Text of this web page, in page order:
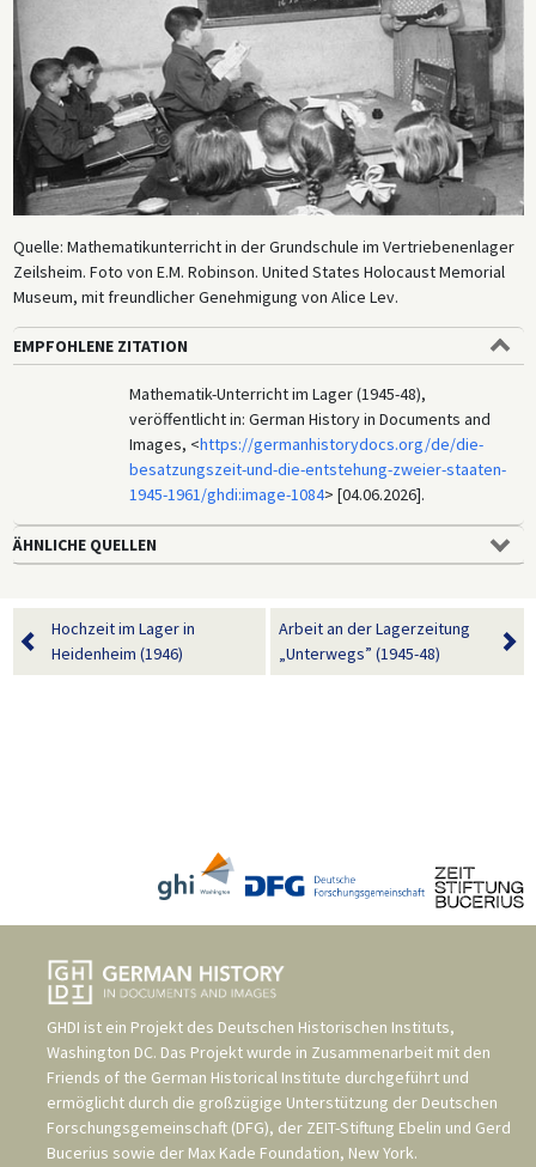
Quelle: Mathematikunterricht in der Grundschule im Vertriebenenlager
Zeilsheim. Foto von E.M. Robinson. United States Holocaust Memorial
Museum, mit freundlicher Genehmigung von Alice Lev.
EMPFOHLENE ZITATION
Mathematik-Unterricht im Lager (1945-48),
veröffentlicht in: German History in Documents and
Images, <https://germanhistorydocs.org/de/die-
besatzungszeit-und-die-entstehung-zweier-staaten-
1945-1961/ghdi:image-1084> [04.06.2026].
ÄHNLICHE QUELLEN
Hochzeit im Lager in
Heidenheim (1946)
Arbeit an der Lagerzeitung
„Unterwegs” (1945-48)
GHDI ist ein Projekt des Deutschen Historischen Instituts,
Washington DC. Das Projekt wurde in Zusammenarbeit mit den
Friends of the German Historical Institute durchgeführt und
ermöglicht durch die großzügige Unterstützung der Deutschen
Forschungsgemeinschaft (DFG), der ZEIT-Stiftung Ebelin und Gerd
Bucerius sowie der Max Kade Foundation, New York.